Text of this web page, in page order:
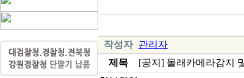
작성자 관리자
제목
[공지] 몰래카메라감지